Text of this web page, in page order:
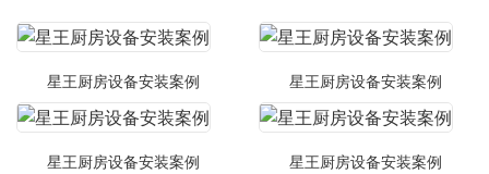
星王厨房设备安装案例 星王厨房设备安装案例
星王厨房设备安装案例 星王厨房设备安装案例